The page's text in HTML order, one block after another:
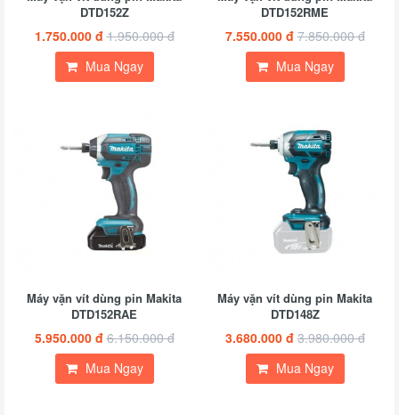
DTD152Z
1.750.000 đ 1.950.000 đ
Mua Ngay
DTD152RME
7.550.000 đ 7.850.000 đ
Mua Ngay
Máy vặn vít dùng pin Makita
DTD152RAE
5.950.000 đ 6.150.000 đ
Mua Ngay
Máy vặn vít dùng pin Makita
DTD148Z
3.680.000 đ 3.980.000 đ
Mua Ngay